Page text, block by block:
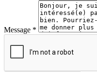
Message *